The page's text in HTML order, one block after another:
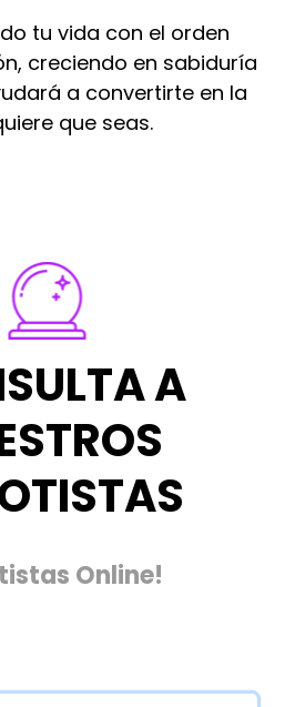
tu vida con el orden
creciendo en sabiduría
a convertirte en la
que seas.
A
Online!